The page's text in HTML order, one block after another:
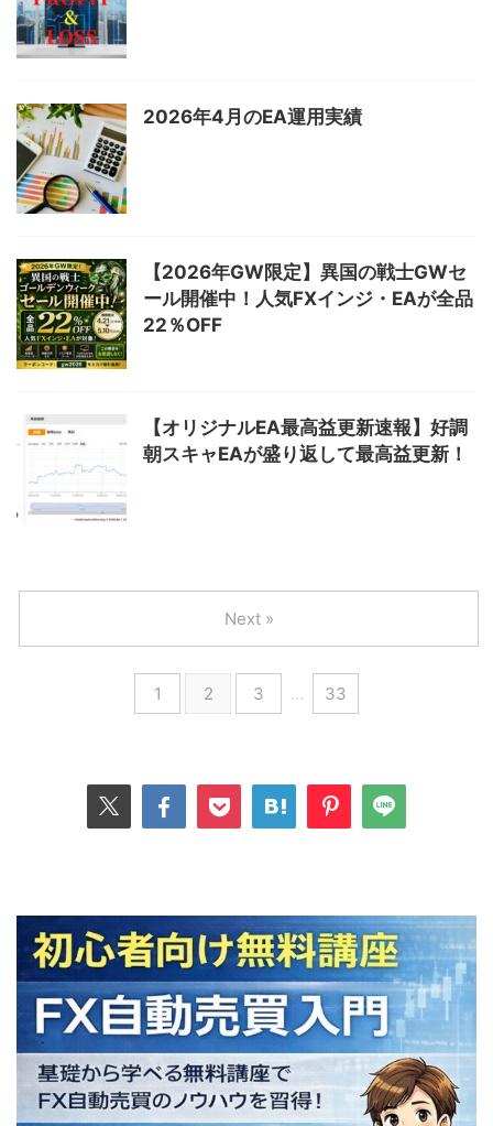
2026年4月のEA運用実績
【2026年GW限定】異国の戦士GWセ
ール開催中！人気FXインジ・EAが全品
22％OFF
【オリジナルEA最高益更新速報】好調
朝スキャEAが盛り返して最高益更新！
1 2 3 … 33
Next »